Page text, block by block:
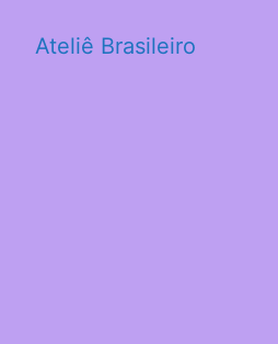
Ateliê Brasileiro